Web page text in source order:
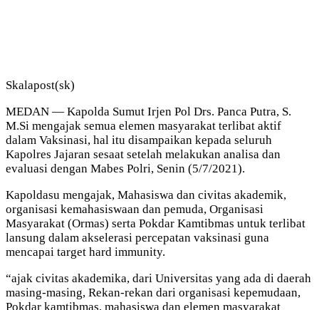
Skalapost(sk)
MEDAN — Kapolda Sumut Irjen Pol Drs. Panca Putra, S.
M.Si mengajak semua elemen masyarakat terlibat aktif
dalam Vaksinasi, hal itu disampaikan kepada seluruh
Kapolres Jajaran sesaat setelah melakukan analisa dan
evaluasi dengan Mabes Polri, Senin (5/7/2021).
Kapoldasu mengajak, Mahasiswa dan civitas akademik,
organisasi kemahasiswaan dan pemuda, Organisasi
Masyarakat (Ormas) serta Pokdar Kamtibmas untuk terlibat
lansung dalam akselerasi percepatan vaksinasi guna
mencapai target hard immunity.
“ajak civitas akademika, dari Universitas yang ada di daerah
masing-masing, Rekan-rekan dari organisasi kepemudaan,
Pokdar kamtibmas, mahasiswa dan elemen masyarakat